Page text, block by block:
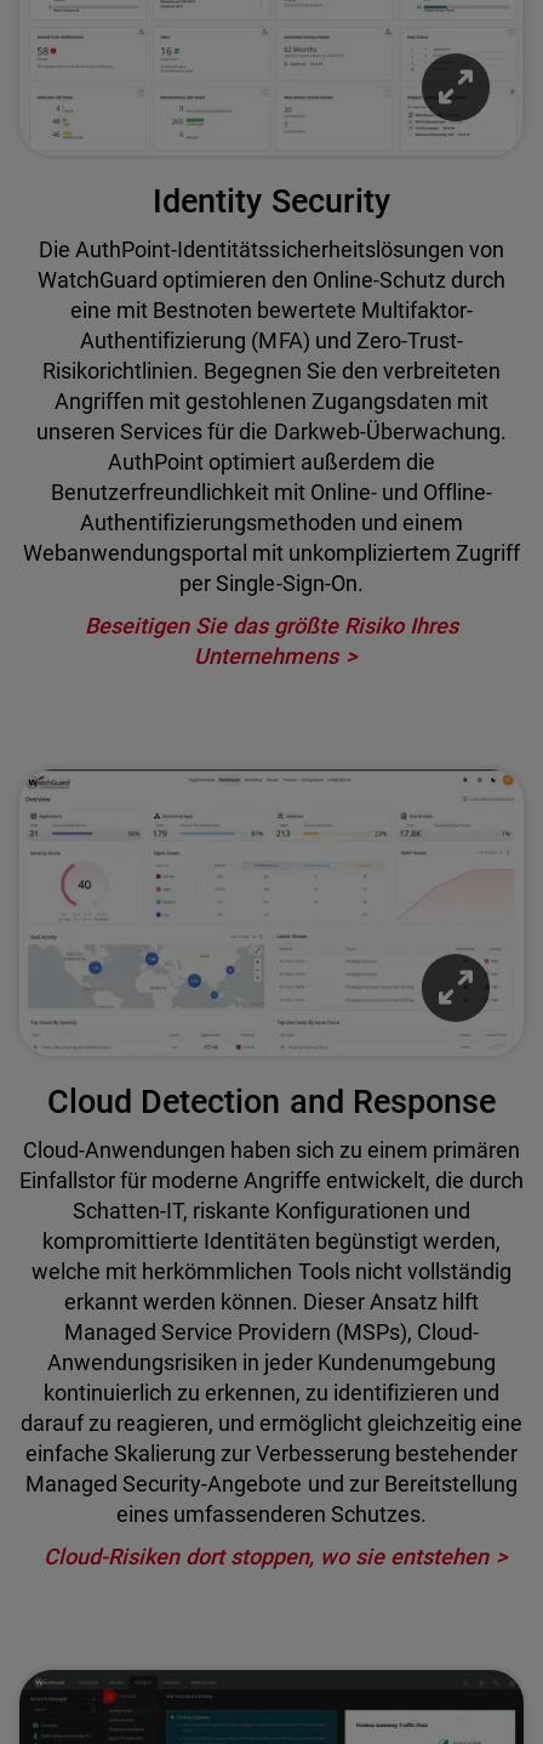
Identity Security
Die AuthPoint-Identitätssicherheitslösungen von
WatchGuard optimieren den Online-Schutz durch
eine mit Bestnoten bewertete Multifaktor-
Authentifizierung (MFA) und Zero-Trust-
Risikorichtlinien. Begegnen Sie den verbreiteten
Angriffen mit gestohlenen Zugangsdaten mit
unseren Services für die Darkweb-Überwachung.
AuthPoint optimiert außerdem die
Benutzerfreundlichkeit mit Online- und Offline-
Authentifizierungsmethoden und einem
Webanwendungsportal mit unkompliziertem Zugriff
per Single-Sign-On.
Beseitigen Sie das größte Risiko Ihres
Unternehmens
Cloud Detection and Response
Cloud-Anwendungen haben sich zu einem primären
Einfallstor für moderne Angriffe entwickelt, die durch
Schatten-IT, riskante Konfigurationen und
kompromittierte Identitäten begünstigt werden,
welche mit herkömmlichen Tools nicht vollständig
erkannt werden können. Dieser Ansatz hilft
Managed Service Providern (MSPs), Cloud-
Anwendungsrisiken in jeder Kundenumgebung
kontinuierlich zu erkennen, zu identifizieren und
darauf zu reagieren, und ermöglicht gleichzeitig eine
einfache Skalierung zur Verbesserung bestehender
Managed Security-Angebote und zur Bereitstellung
eines umfassenderen Schutzes.
Cloud-Risiken dort stoppen, wo sie entstehen